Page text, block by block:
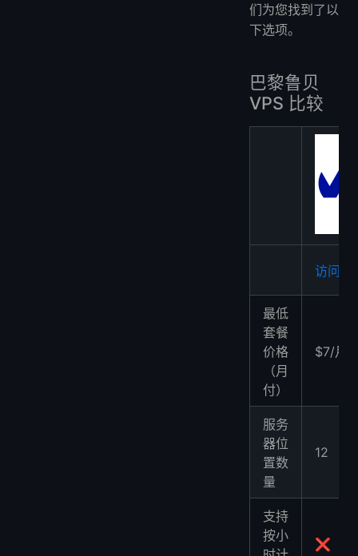
们为您找到了以
下选项。
巴黎鲁贝
VPS 比较
访问
最低
套餐
价格
（月
付）
$7/月
服务
器位
置数
量
12
支持
按小
❌